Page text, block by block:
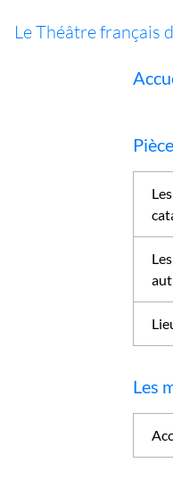
Le Théâtre français
Les